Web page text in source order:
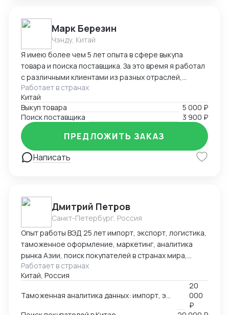
работа с фонетикой и устной речью. Межкультурная
коммуникация и ведение деловых переговоров.
Аудит заводов, инспекция товаров, контроль
качества перед отправкой. Перевод (устный и
письменный) в образовательной и коммерческой
сферах. Использование цифровых инструментов и
образовательных технологий в обучении.
Марк Березин
Чэнду, Китай
Я имею более чем 5 лет опыта в сфере выкупа
товара и поиска поставщика. За это время я работал
с различными клиентами из разных отраслей,
включая розничную торговлю, электронику, моду и
другие. Я успешно находил поставщиков для
клиентов, помогал им получить выгодные условия и
заключал успешные сделки.
Работает в странах
Китай
Выкуп товара
5 000 ₽
Поиск поставщика
3 900 ₽
Написать
ПРЕДЛОЖИТЬ ЗАКАЗ
Дмитрий Петров
Санкт-Петербург, Россия
Опыт работы ВЭД 25 лет импорт, экспорт, логистика,
таможенное оформление, маркетинг, аналитика
рынка Азии, поиск покупателей в странах мира,
производителей, партнеров, реклама, выставки в
Китае, продвижение в Азии, консультации по ВЭД,
обучение. 🌍Официальный представитель в России
Российско-Китайского БЦ город Чанша 🌍
Эксклюзивный представитель в России и странах
Работает в странах
Китай, Россия
Таможенная аналитика данных: импорт, экспорт по 252 странам мира
20
000
₽